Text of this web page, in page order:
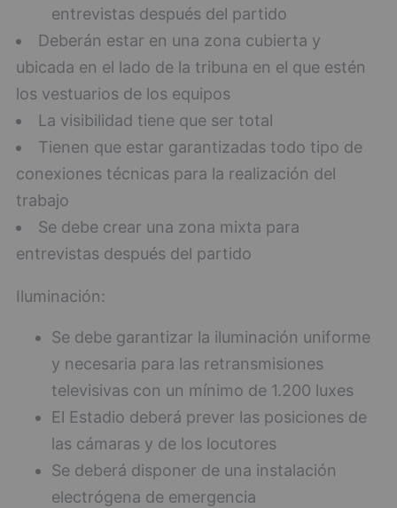
entrevistas después del partido
Deberán estar en una zona cubierta y
ubicada en el lado de la tribuna en el que estén
los vestuarios de los equipos
La visibilidad tiene que ser total
Tienen que estar garantizadas todo tipo de
conexiones técnicas para la realización del
trabajo
Se debe crear una zona mixta para
entrevistas después del partido
Iluminación:
Se debe garantizar la iluminación uniforme
y necesaria para las retransmisiones
televisivas con un mínimo de 1.200 luxes
El Estadio deberá prever las posiciones de
las cámaras y de los locutores
Se deberá disponer de una instalación
electrógena de emergencia